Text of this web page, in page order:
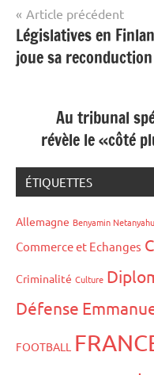
Navigation
de
l’article
Article précédent
Législatives en
joue sa
Au tribunal
révèle le «côté
ÉTIQUETTES
Allemagne Benyamin Netanyahu
Commerce et Echanges
Criminalité Culture
Défense
FOOTBALL